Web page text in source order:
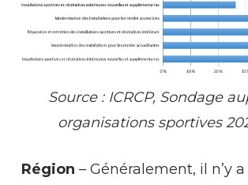
Source : ICRCP, Sondage
organisations sportives
Région – Généralement, il n’y